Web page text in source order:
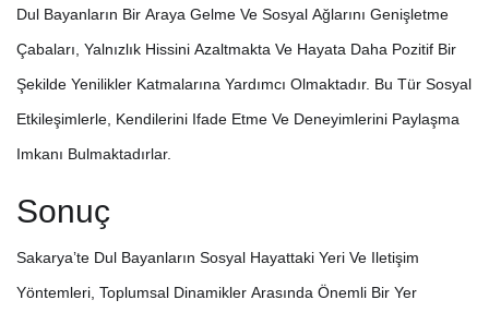
Dul Bayanların Bir Araya Gelme Ve Sosyal Ağlarını Genişletme
Çabaları, Yalnızlık Hissini Azaltmakta Ve Hayata Daha Pozitif Bir
Şekilde Yenilikler Katmalarına Yardımcı Olmaktadır. Bu Tür Sosyal
Etkileşimlerle, Kendilerini Ifade Etme Ve Deneyimlerini Paylaşma
Imkanı Bulmaktadırlar.
Sonuç
Sakarya’te Dul Bayanların Sosyal Hayattaki Yeri Ve Iletişim
Yöntemleri, Toplumsal Dinamikler Arasında Önemli Bir Yer